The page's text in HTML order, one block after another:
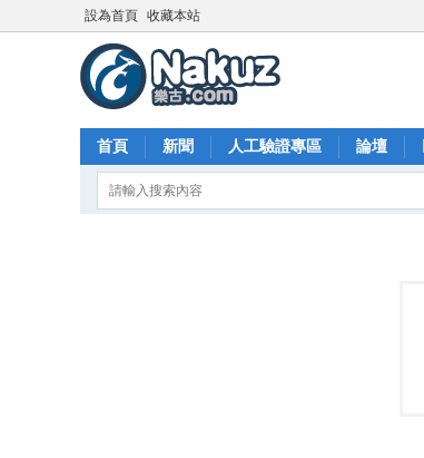
設為首頁 收藏本站
首頁 新聞 人工驗證專區 論壇